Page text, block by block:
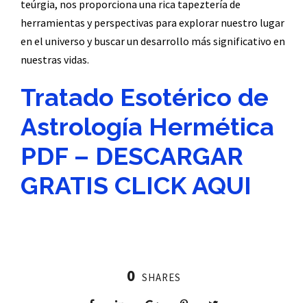
teúrgia, nos proporciona una rica tapeztería de
herramientas y perspectivas para explorar nuestro lugar
en el universo y buscar un desarrollo más significativo en
nuestras vidas.
Tratado Esotérico de
Astrología Hermética
PDF – DESCARGAR
GRATIS CLICK AQUI
0 SHARES